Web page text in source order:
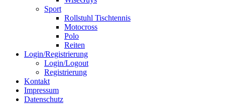
Sport
Rollstuhl Tischtennis
Motocross
Polo
Reiten
Login/Registrierung
Login/Logout
Registrierung
Kontakt
Impressum
Datenschutz